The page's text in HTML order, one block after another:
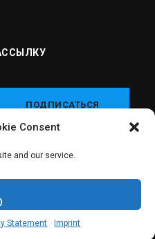
Consent
and our service.
Statement Imprint